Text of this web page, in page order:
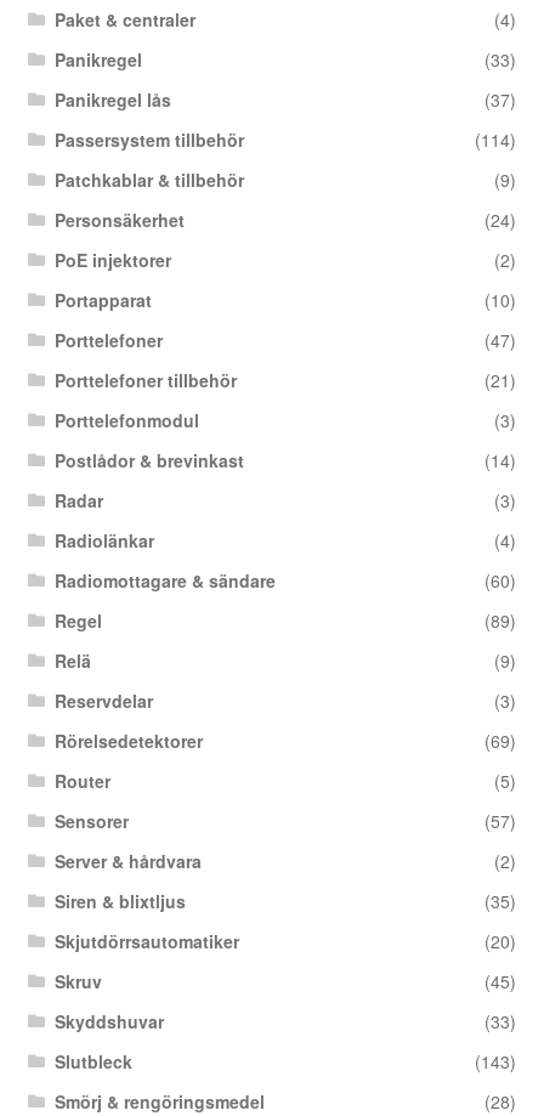
Paket & centraler
(4)
Panikregel
(33)
Panikregel lås
(37)
Passersystem tillbehör
(114)
Patchkablar & tillbehör
(9)
Personsäkerhet
(24)
PoE injektorer
(2)
Portapparat
(10)
Porttelefoner
(47)
Porttelefoner tillbehör
(21)
Porttelefonmodul
(3)
Postlådor & brevinkast
(14)
Radar
(3)
Radiolänkar
(4)
Radiomottagare & sändare
(60)
Regel
(89)
Relä
(9)
Reservdelar
(3)
Rörelsedetektorer
(69)
Router
(5)
Sensorer
(57)
Server & hårdvara
(2)
Siren & blixtljus
(35)
Skjutdörrsautomatiker
(20)
Skruv
(45)
Skyddshuvar
(33)
Slutbleck
(143)
Smörj & rengöringsmedel
(28)